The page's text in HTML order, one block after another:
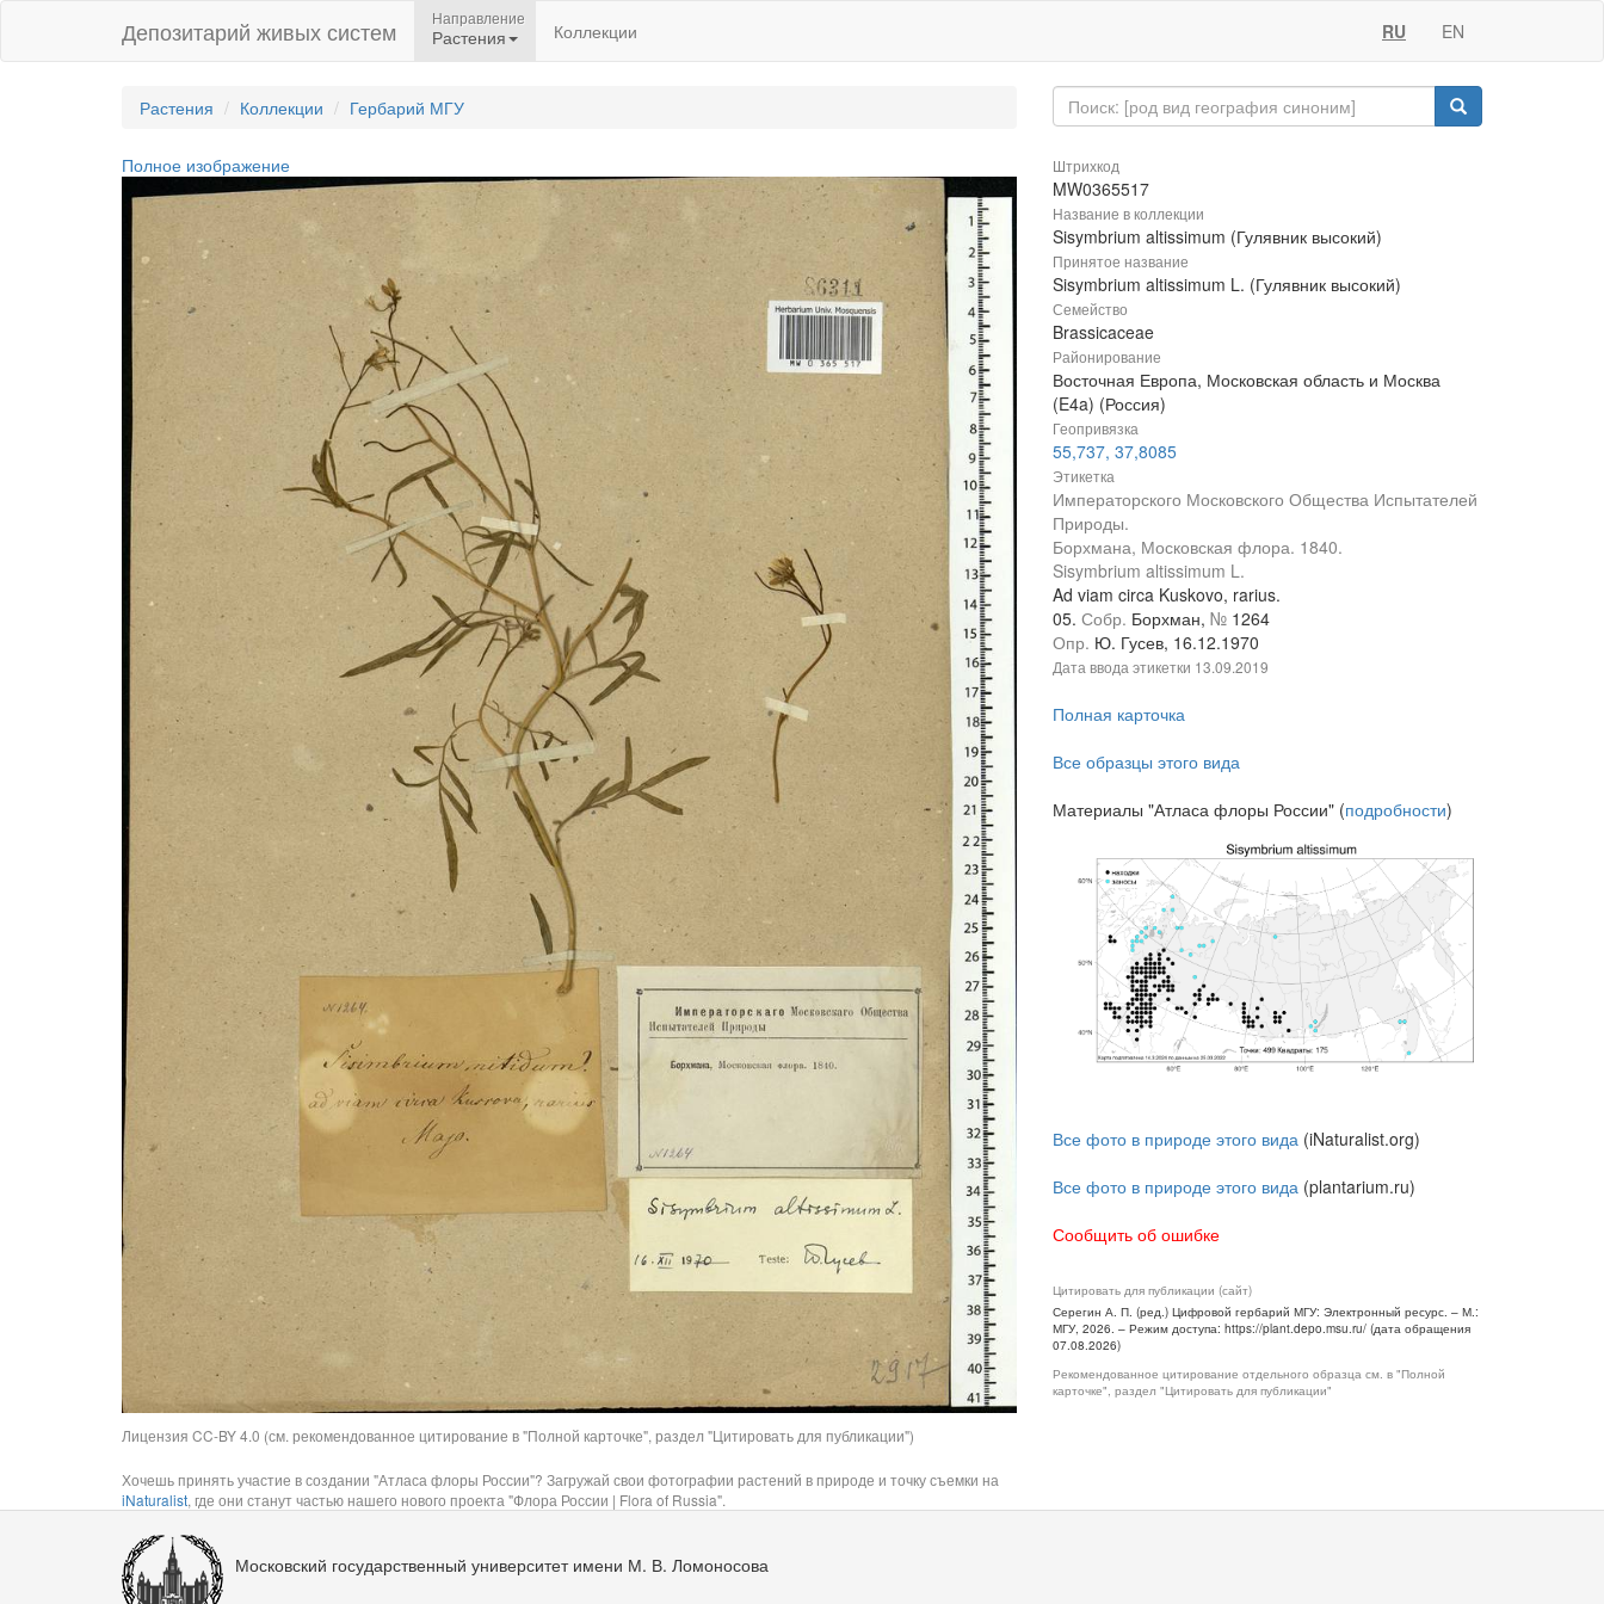
Депозитарий живых систем Направление
Растения Коллекции RU EN
Растения Коллекции Гербарий МГУ
Полное изображение
Лицензия CC-BY 4.0 (см. рекомендованное цитирование в "Полной карточке", раздел "Цитировать для публикации")
Хочешь принять участие в создании "Атласа флоры России"? Загружай свои фотографии растений в природе и точку съемки на
iNaturalist, где они станут частью нашего нового проекта "Флора России | Flora of Russia".
Штрихкод
MW0365517
Название в коллекции
Sisymbrium altissimum (Гулявник высокий)
Принятое название
Sisymbrium altissimum L. (Гулявник высокий)
Семейство
Brassicaceae
Районирование
Восточная Европа, Московская область и Москва
(E4a) (Россия)
Геопривязка
55,737, 37,8085
Этикетка
Императорского Московского Общества Испытателей
Природы.
Борхмана, Московская флора. 1840.
Sisymbrium altissimum L.
Ad viam circa Kuskovo, rarius.
05. Собр. Борхман, № 1264
Опр. Ю. Гусев, 16.12.1970
Дата ввода этикетки 13.09.2019
Полная карточка
Все образцы этого вида
Материалы "Атласа флоры России" (подробности)
Все фото в природе этого вида (iNaturalist.org)
Все фото в природе этого вида (plantarium.ru)
Сообщить об ошибке
Цитировать для публикации (сайт)
Серегин А. П. (ред.) Цифровой гербарий МГУ: Электронный ресурс. – М.:
МГУ, 2026. – Режим доступа: https://plant.depo.msu.ru/ (дата обращения
07.08.2026)
Рекомендованное цитирование отдельного образца см. в "Полной
карточке", раздел "Цитировать для публикации"
Московский государственный университет имени М. В. Ломоносова